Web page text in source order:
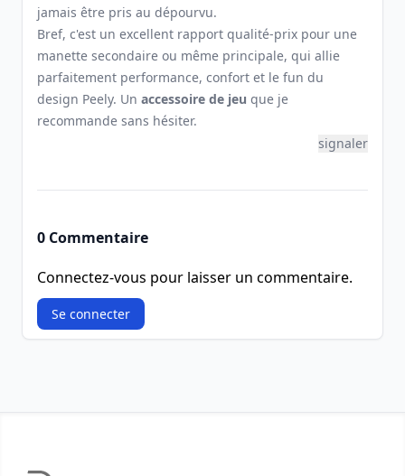
jamais être pris au dépourvu.
Bref, c'est un excellent rapport qualité-prix pour une
manette secondaire ou même principale, qui allie
parfaitement performance, confort et le fun du
design Peely. Un accessoire de jeu que je
recommande sans hésiter.
signaler
0 Commentaire
Connectez-vous pour laisser un commentaire.
Se connecter